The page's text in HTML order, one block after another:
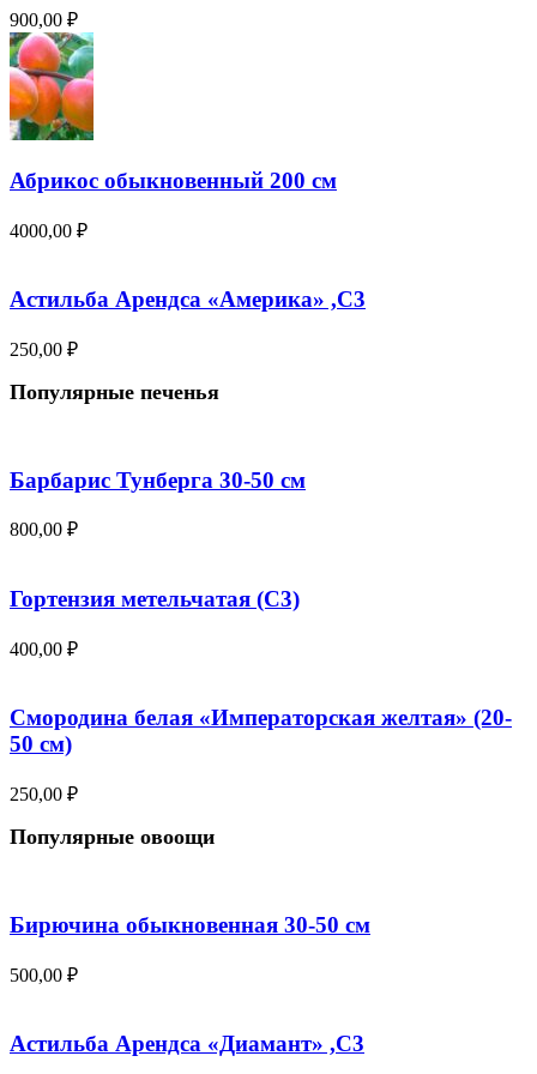
900,00 ₽
Абрикос обыкновенный 200 см
4000,00 ₽
Астильба Арендса «Америка» ,С3
250,00 ₽
Популярные печенья
Барбарис Тунберга 30-50 см
800,00 ₽
Гортензия метельчатая (С3)
400,00 ₽
Смородина белая «Императорская желтая» (20-
50 см)
250,00 ₽
Популярные овоощи
Бирючина обыкновенная 30-50 см
500,00 ₽
Астильба Арендса «Диамант» ,С3